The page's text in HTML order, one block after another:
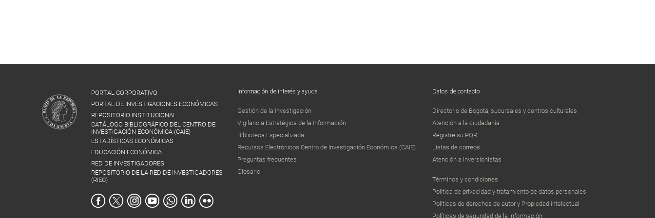
PORTAL CORPORATIVO
PORTAL DE INVESTIGACIONES ECONÓMICAS
REPOSITORIO INSTITUCIONAL
CATÁLOGO BIBLIOGRÁFICO DEL CENTRO DE
INVESTIGACIÓN ECONÓMICA (CAIE)
ESTADÍSTICAS ECONÓMICAS
EDUCACIÓN ECONÓMICA
RED DE INVESTIGADORES
REPOSITORIO DE LA RED DE INVESTIGADORES
(RIEC)
Información de interés y ayuda
Gestión de la Investigación
Vigilancia Estratégica de la Información
Biblioteca Especializada
Recursos Electrónicos Centro de Investigación Económica (CAIE)
Preguntas frecuentes
Glosario
Datos de contacto
Directorio de Bogotá, sucursales y centros culturales
Atención a la ciudadanía
Registre su PQR
Listas de correos
Atención a inversionistas
Términos y condiciones
Política de privacidad y tratamiento de datos personales
Políticas de derechos de autor y Propiedad intelectual
Políticas de seguridad de la información